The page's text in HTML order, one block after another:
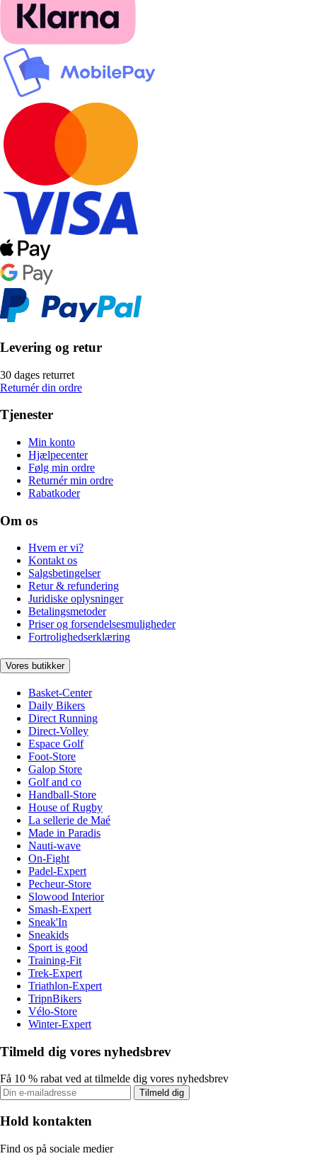
Levering og retur
30 dages returret
Returnér din ordre
Tjenester
Min konto
Hjælpecenter
Følg min ordre
Returnér min ordre
Rabatkoder
Om os
Hvem er vi?
Kontakt os
Salgsbetingelser
Retur & refundering
Juridiske oplysninger
Betalingsmetoder
Priser og forsendelsesmuligheder
Fortrolighedserklæring
Vores butikker
Basket-Center
Daily Bikers
Direct Running
Direct-Volley
Espace Golf
Foot-Store
Galop Store
Golf and co
Handball-Store
House of Rugby
La sellerie de Maé
Made in Paradis
Nauti-wave
On-Fight
Padel-Expert
Pecheur-Store
Slowood Interior
Smash-Expert
Sneak'In
Sneakids
Sport is good
Training-Fit
Trek-Expert
Triathlon-Expert
TripnBikers
Vélo-Store
Winter-Expert
Tilmeld dig vores nyhedsbrev
Få 10 % rabat ved at tilmelde dig vores nyhedsbrev
Tilmeld dig
Hold kontakten
Find os på sociale medier